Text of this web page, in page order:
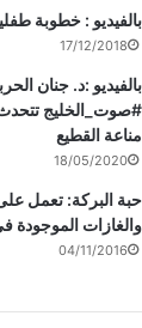
بالفيديو : خطوبة
17/12/2018
بالفيديو :د. جنان
#صوت_الخليج
مناعة القطيع
18/05/2020
حبة البركة: تعمل
والغازات الموجودة
04/11/2016